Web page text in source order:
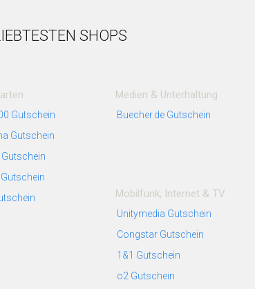
SHOPS
Gutschein
Gutschein
Medien & Unterhaltung
Buecher.de Gutschein
Mobilfunk, Internet & TV
Unitymedia Gutschein
Congstar Gutschein
1&1 Gutschein
o2 Gutschein